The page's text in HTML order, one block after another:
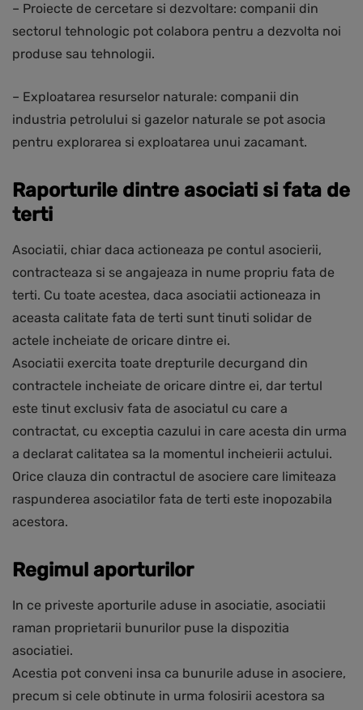
– Proiecte de cercetare si dezvoltare: companii din
sectorul tehnologic pot colabora pentru a dezvolta noi
produse sau tehnologii.
– Exploatarea resurselor naturale: companii din
industria petrolului si gazelor naturale se pot asocia
pentru explorarea si exploatarea unui zacamant.
Raporturile dintre asociati si fata de
terti
Asociatii, chiar daca actioneaza pe contul asocierii,
contracteaza si se angajeaza in nume propriu fata de
terti. Cu toate acestea, daca asociatii actioneaza in
aceasta calitate fata de terti sunt tinuti solidar de
actele incheiate de oricare dintre ei.
Asociatii exercita toate drepturile decurgand din
contractele incheiate de oricare dintre ei, dar tertul
este tinut exclusiv fata de asociatul cu care a
contractat, cu exceptia cazului in care acesta din urma
a declarat calitatea sa la momentul incheierii actului.
Orice clauza din contractul de asociere care limiteaza
raspunderea asociatilor fata de terti este inopozabila
acestora.
Regimul aporturilor
In ce priveste aporturile aduse in asociatie, asociatii
raman proprietarii bunurilor puse la dispozitia
asociatiei.
Acestia pot conveni insa ca bunurile aduse in asociere,
precum si cele obtinute in urma folosirii acestora sa